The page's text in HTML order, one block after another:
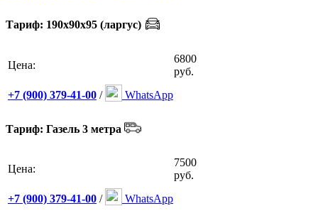
Тариф: 190х90х95 (ларгус)
Цена:
6800
руб.
+7 (900) 379-41-00 / WhatsApp
Тариф: Газель 3 метра
Цена:
7500
руб.
+7 (900) 379-41-00 / WhatsApp